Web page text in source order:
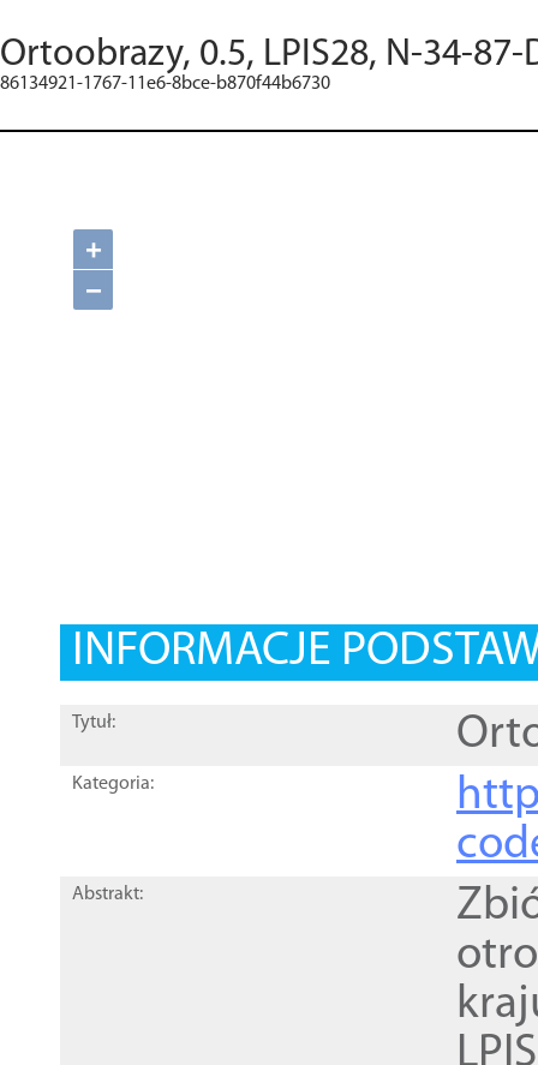
Ortoobrazy, 0.5, LPIS28, N-34-87-
86134921-1767-11e6-8bce-b870f44b6730
+
−
INFORMACJE
Tytuł:
Kategoria:
Abstrakt: